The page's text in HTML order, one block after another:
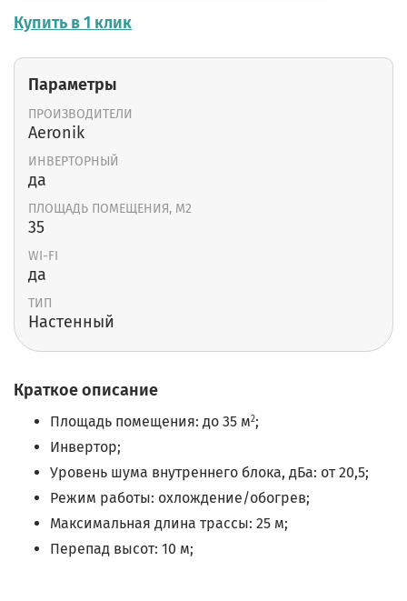
Купить в 1 клик
Параметры
ПРОИЗВОДИТЕЛИ
Aeronik
ИНВЕРТОРНЫЙ
да
ПЛОЩАДЬ ПОМЕЩЕНИЯ, М2
35
WI-FI
да
ТИП
Настенный
Краткое описание
Площадь помещения: до 35 м2;
Инвертор;
Уровень шума внутреннего блока, дБа: от 20,5;
Режим работы: охлождение/обогрев;
Максимальная длина трассы: 25 м;
Перепад высот: 10 м;